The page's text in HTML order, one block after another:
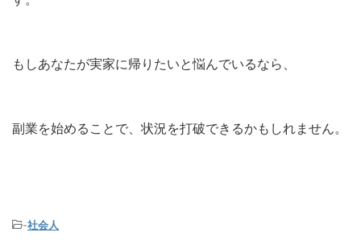
もしあなたが実家に帰りたいと悩んでいるなら、
副業を始めることで、状況を打破できるかもしれません。
-社会人